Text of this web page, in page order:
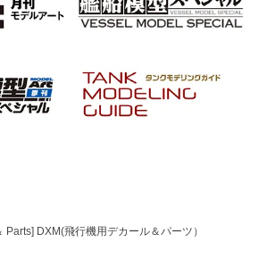
Parts] DXM(飛行機用デカール＆パーツ）